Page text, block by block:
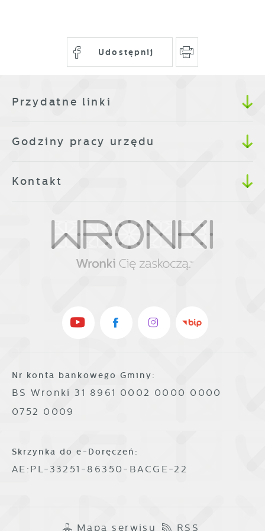
Udostępnij
Przydatne linki
Godziny pracy urzędu
Kontakt
Nr konta bankowego Gminy:
BS Wronki 31 8961 0002 0000 0000
0752 0009
Skrzynka do e-Doręczeń:
AE:PL-33251-86350-BACGE-22
Mapa serwisu RSS
charakterze pośredników prezentujących nasze